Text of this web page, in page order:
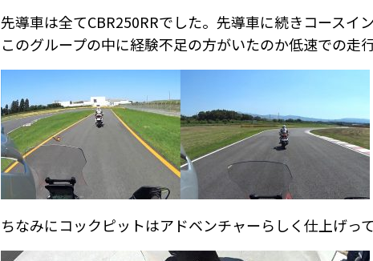
先導車は全てCBR250RRでした。先導車に続きコースイン
このグループの中に経験不足の方がいたのか低速での走
ちなみにコックピットはアドベンチャーらしく仕上げって